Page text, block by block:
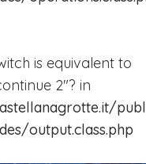
is equivalent to
2"? in
output.class.php